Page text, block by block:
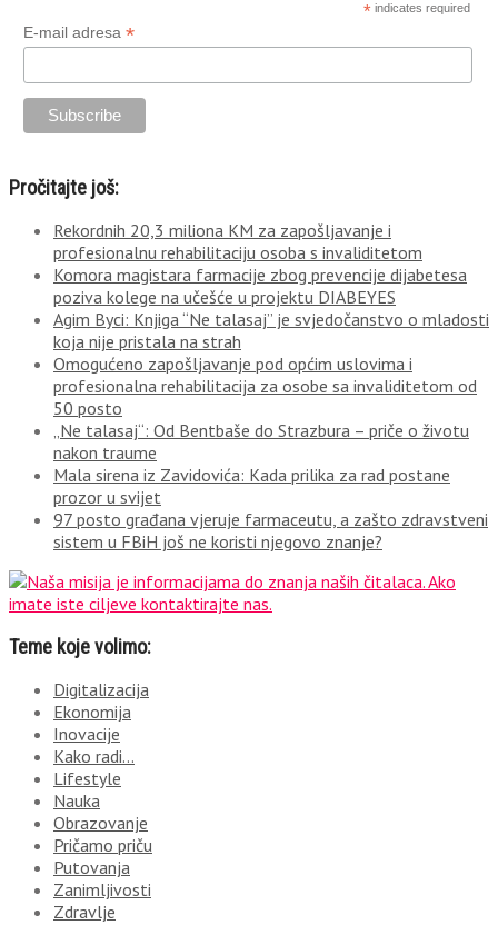
* indicates required
E-mail adresa *
Pročitajte još:
Rekordnih 20,3 miliona KM za zapošljavanje i
profesionalnu rehabilitaciju osoba s invaliditetom
Komora magistara farmacije zbog prevencije dijabetesa
poziva kolege na učešće u projektu DIABEYES
Agim Byci: Knjiga “Ne talasaj” je svjedočanstvo o mladosti
koja nije pristala na strah
Omogućeno zapošljavanje pod općim uslovima i
profesionalna rehabilitacija za osobe sa invaliditetom od
50 posto
„Ne talasaj“: Od Bentbaše do Strazbura – priče o životu
nakon traume
Mala sirena iz Zavidovića: Kada prilika za rad postane
prozor u svijet
97 posto građana vjeruje farmaceutu, a zašto zdravstveni
sistem u FBiH još ne koristi njegovo znanje?
Teme koje volimo:
Digitalizacija
Ekonomija
Inovacije
Kako radi…
Lifestyle
Nauka
Obrazovanje
Pričamo priču
Putovanja
Zanimljivosti
Zdravlje